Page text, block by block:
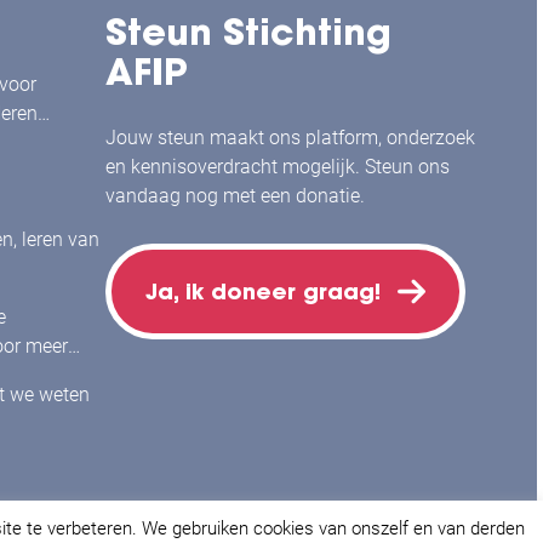
leren van
meer
we weten
Steun Stichting
AFIP
Jouw steun maakt ons platform, onderzoek
en kennisoverdracht mogelijk. Steun ons
vandaag nog met een donatie.
Ja, ik doneer graag!
te verbeteren. We gebruiken cookies van onszelf en van derden